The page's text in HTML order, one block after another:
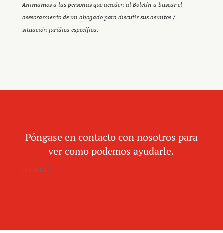
Animamos a las personas que acceden al Boletín a buscar el
asesoramiento de un abogado para discutir sus asuntos /
situación jurídica específica.
Póngase en contacto con nosotros para
ver como podemos ayudarle.
[cForm]